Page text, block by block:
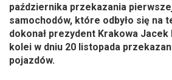
października przekazania
samochodów, które odbyło się na
dokonał prezydent Krakowa
kolei w dniu 20 listopada
pojazdów.